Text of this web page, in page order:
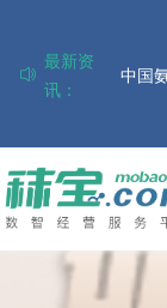
最新资
讯：
住
大成